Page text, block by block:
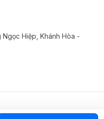
Hiệp, Khánh Hòa -